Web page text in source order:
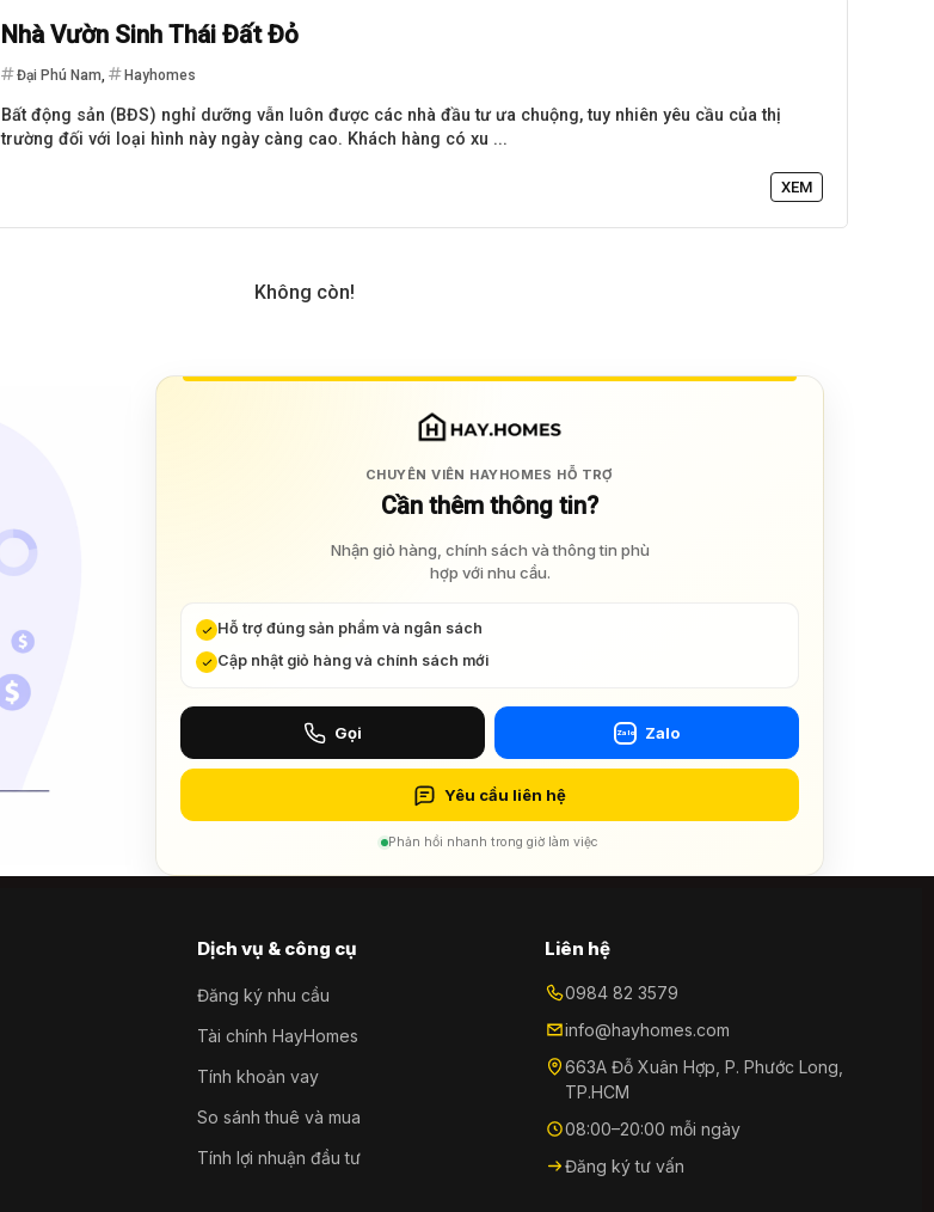
Nhà Vườn Sinh Thái Đất Đỏ
Đại Phú Nam, Hayhomes
Bất động sản (BĐS) nghỉ dưỡng vẫn luôn được các nhà đầu tư ưa chuộng, tuy nhiên yêu cầu của thị
trường đối với loại hình này ngày càng cao. Khách hàng có xu ...
XEM
Không còn!
CHUYÊN VIÊN HAYHOMES HỖ TRỢ
Cần thêm thông tin?
Nhận giỏ hàng, chính sách và thông tin phù
hợp với nhu cầu.
Hỗ trợ đúng sản phẩm và ngân sách
Cập nhật giỏ hàng và chính sách mới
Gọi Zalo Zalo
Yêu cầu liên hệ
Phản hồi nhanh trong giờ làm việc
Dịch vụ & công cụ
Đăng ký nhu cầu
Tài chính HayHomes
Tính khoản vay
So sánh thuê và mua
Tính lợi nhuận đầu tư
Liên hệ
0984 82 3579
info@hayhomes.com
663A Đỗ Xuân Hợp, P. Phước Long,
TP.HCM
08:00–20:00 mỗi ngày
Đăng ký tư vấn